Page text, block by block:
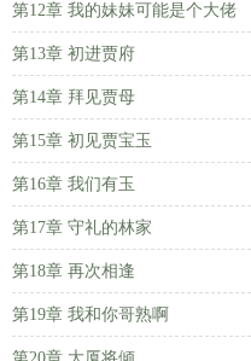
第12章 我的妹妹可能是个大佬
第13章 初进贾府
第14章 拜见贾母
第15章 初见贾宝玉
第16章 我们有玉
第17章 守礼的林家
第18章 再次相逢
第19章 我和你哥熟啊